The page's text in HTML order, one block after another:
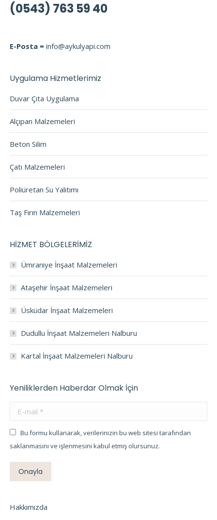
(0543) 763 59 40
E-Posta = info@aykulyapi.com
Uygulama Hizmetlerimiz
Duvar Çıta Uygulama
Alçıpan Malzemeleri
Beton Silim
Çatı Malzemeleri
Poliüretan Su Yalıtımı
Taş Fırın Malzemeleri
HİZMET BÖLGELERİMİZ
Ümraniye İnşaat Malzemeleri
Ataşehir İnşaat Malzemeleri
Üsküdar İnşaat Malzemeleri
Dudullu İnşaat Malzemeleri Nalburu
Kartal İnşaat Malzemeleri Nalburu
Yeniliklerden Haberdar Olmak İçin
E-mail *
Bu formu kullanarak, verilerinizin bu web sitesi tarafından
saklanmasını ve işlenmesini kabul etmiş olursunuz.
Onayla
Hakkımızda